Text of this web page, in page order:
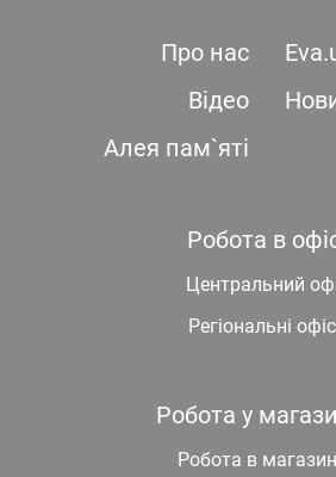
Про нас
Відео
Алея пам`яті
Робота в
Центральний
Регіональні
Робота у
Робота в